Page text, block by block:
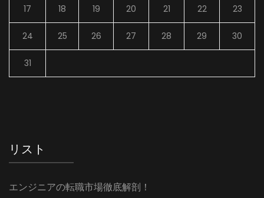
17 18 19 20 21 22 23
24 25 26 27 28 29 30
31
リスト
エンジニアの転職市場徹底解剖！